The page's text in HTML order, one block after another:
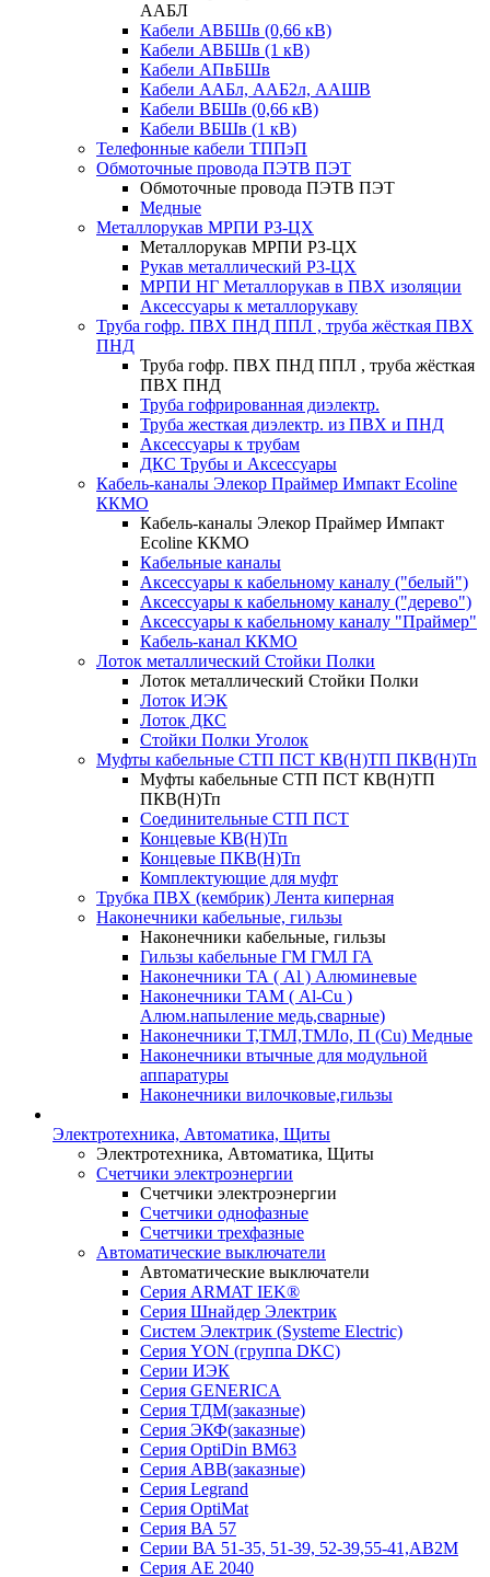
ААБЛ
Кабели АВБШв (0,66 кВ)
Кабели АВБШв (1 кВ)
Кабели АПвБШв
Кабели ААБл, ААБ2л, ААШВ
Кабели ВБШв (0,66 кВ)
Кабели ВБШв (1 кВ)
Телефонные кабели ТППэП
Обмоточные провода ПЭТВ ПЭТ
Обмоточные провода ПЭТВ ПЭТ
Медные
Металлорукав МРПИ РЗ-ЦХ
Металлорукав МРПИ РЗ-ЦХ
Рукав металлический Р3-ЦХ
МРПИ НГ Металлорукав в ПВХ изоляции
Аксессуары к металлорукаву
Труба гофр. ПВХ ПНД ППЛ , труба жёсткая ПВХ
ПНД
Труба гофр. ПВХ ПНД ППЛ , труба жёсткая
ПВХ ПНД
Труба гофрированная диэлектр.
Труба жесткая диэлектр. из ПВХ и ПНД
Аксессуары к трубам
ДКС Трубы и Аксессуары
Кабель-каналы Элекор Праймер Импакт Ecoline
ККМО
Кабель-каналы Элекор Праймер Импакт
Ecoline ККМО
Кабельные каналы
Аксессуары к кабельному каналу ("белый")
Аксессуары к кабельному каналу ("дерево")
Аксессуары к кабельному каналу "Праймер"
Кабель-канал ККМО
Лоток металлический Стойки Полки
Лоток металлический Стойки Полки
Лоток ИЭК
Лоток ДКС
Стойки Полки Уголок
Муфты кабельные СТП ПСТ КВ(Н)ТП ПКВ(Н)Тп
Муфты кабельные СТП ПСТ КВ(Н)ТП
ПКВ(Н)Тп
Соединительные СТП ПСТ
Концевые КВ(Н)Тп
Концевые ПКВ(Н)Тп
Комплектующие для муфт
Трубка ПВХ (кембрик) Лента киперная
Наконечники кабельные, гильзы
Наконечники кабельные, гильзы
Гильзы кабельные ГМ ГМЛ ГА
Наконечники ТА ( Al ) Алюминевые
Наконечники ТАМ ( Al-Cu )
Алюм.напыление медь,сварные)
Наконечники Т,ТМЛ,ТМЛо, П (Cu) Медные
Наконечники втычные для модульной
аппаратуры
Наконечники вилочковые,гильзы
Электротехника, Автоматика, Щиты
Электротехника, Автоматика, Щиты
Счетчики электроэнергии
Счетчики электроэнергии
Счетчики однофазные
Счетчики трехфазные
Автоматические выключатели
Автоматические выключатели
Серия ARMAT IEK®
Серия Шнайдер Электрик
Систем Электрик (Systeme Electric)
Серия YON (группа DKC)
Серии ИЭК
Серия GENERICA
Серия ТДМ(заказные)
Серия ЭКФ(заказные)
Серия OptiDin BM63
Серия АВВ(заказные)
Серия Legrand
Серия OptiMat
Серия ВА 57
Серии ВА 51-35, 51-39, 52-39,55-41,АВ2М
Серия АЕ 2040